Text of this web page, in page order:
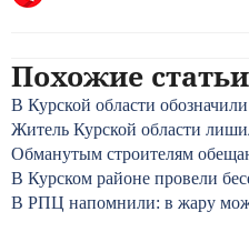
Похожие статьи
В Курской области
Житель Курской области
Обманутым строителям
В Курском районе провели
В РПЦ напомнили: в жару